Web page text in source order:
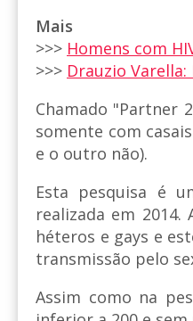
Mais
>>> Homens com
>>> Drauzio
Chamado "Partner
somente com
e o outro não).
Esta pesquisa é
realizada em
héteros e gays e
transmissão pelo
Assim como na